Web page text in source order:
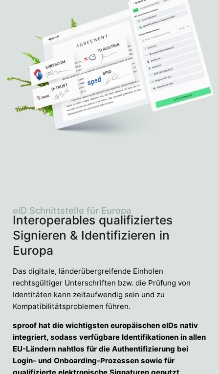
Interoperables qualifiziertes
Signieren & Identifizieren in
Europa
eID Schnittstelle für Europa
Das digitale, länderübergreifende Einholen
rechtsgültiger Unterschriften bzw. die Prüfung von
Identitäten kann zeitaufwendig sein und zu
Kompatibilitätsproblemen führen.
sproof hat die wichtigsten europäischen eIDs nativ
integriert, sodass verfügbare Identifikationen in allen
EU-Ländern nahtlos für die Authentifizierung bei
Login- und Onboarding-Prozessen sowie für